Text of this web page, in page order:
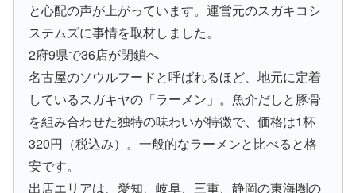
と心配の声が上がっています。運営元のスガキコシ
ステムズに事情を取材しました。
2府9県で36店が閉鎖へ
名古屋のソウルフードと呼ばれるほど、地元に定着
しているスガキヤの「ラーメン」。魚介だしと豚骨
を組み合わせた独特の味わいが特徴で、価格は1杯
320円（税込み）。一般的なラーメンと比べると格
安です。
出店エリアは、愛知、岐阜、三重、静岡の東海圏の